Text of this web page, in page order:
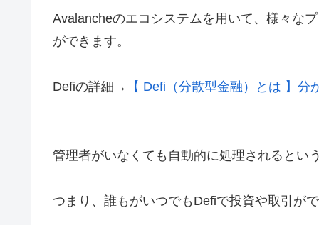
Avalancheのエコシステムを用いて、様々な
ができます。
Defiの詳細→ 【 Defi（分散型金融）とは 】分
管理者がいなくても自動的に処理されるとい
つまり、誰もがいつでもDefiで投資や取引が